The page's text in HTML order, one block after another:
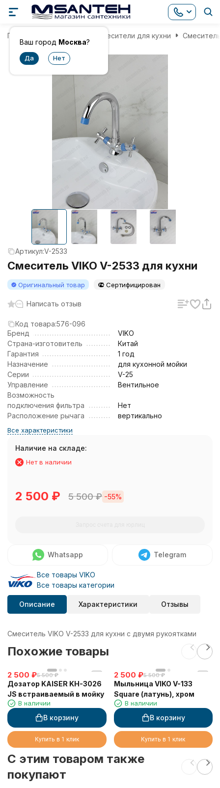
Ваш город Москва?
Главная Смесители для кухни
Артикул:V-2533
Смеситель VIKO V-2533 для кухни
Оригинальный товар Сертифицирован
Написать отзыв
Код товара:576-096
Бренд
VIKO
Страна-изготовитель
Китай
Гарантия
1 год
Назначение
для кухонной мойки
Серии
V-25
Управление
Вентильное
Возможность
подключения фильтра
Нет
Расположение рычага
вертикально
Все характеристики
Наличие на складе:
Нет в наличии
2 500 ₽ 5 500₽ -55%
Whatsapp Telegram
Все товары VIKO
Все товары категории
Описание Характеристики Отзывы
Смеситель VIKO V-2533 для кухни с двумя рукоятками
Похожие товары
2 500 ₽5 500 ₽
Дозатор KAISER KH-3026
JS встраиваемый в мойку
В наличии
В корзину
Купить в 1 клик
2 500 ₽5 500 ₽
Мыльница VIKO V-133
Square (латунь), хром
В наличии
В корзину
Купить в 1 клик
C этим товаром также
покупают